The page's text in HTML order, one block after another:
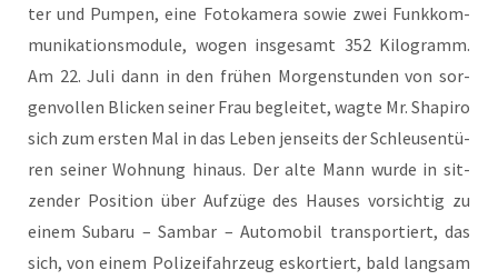
ter und Pum­pen, eine Foto­ka­me­ra sowie zwei Funk­kom­
mu­ni­ka­ti­ons­mo­du­le, wogen ins­ge­samt 352 Kilo­gramm.
Am 22. Juli dann in den frü­hen Mor­gen­stun­den von sor­
gen­vol­len Bli­cken sei­ner Frau beglei­tet, wag­te Mr. Sha­pi­ro
sich zum ers­ten Mal in das Leben jen­seits der Schleu­sen­tü­
ren sei­ner Woh­nung hin­aus. Der alte Mann wur­de in sit­
zen­der Posi­ti­on über Auf­zü­ge des Hau­ses vor­sich­tig zu
einem Sub­aru – Sam­bar – Auto­mo­bil trans­por­tiert, das
sich, von einem Poli­zei­fahr­zeug eskor­tiert, bald lang­sam